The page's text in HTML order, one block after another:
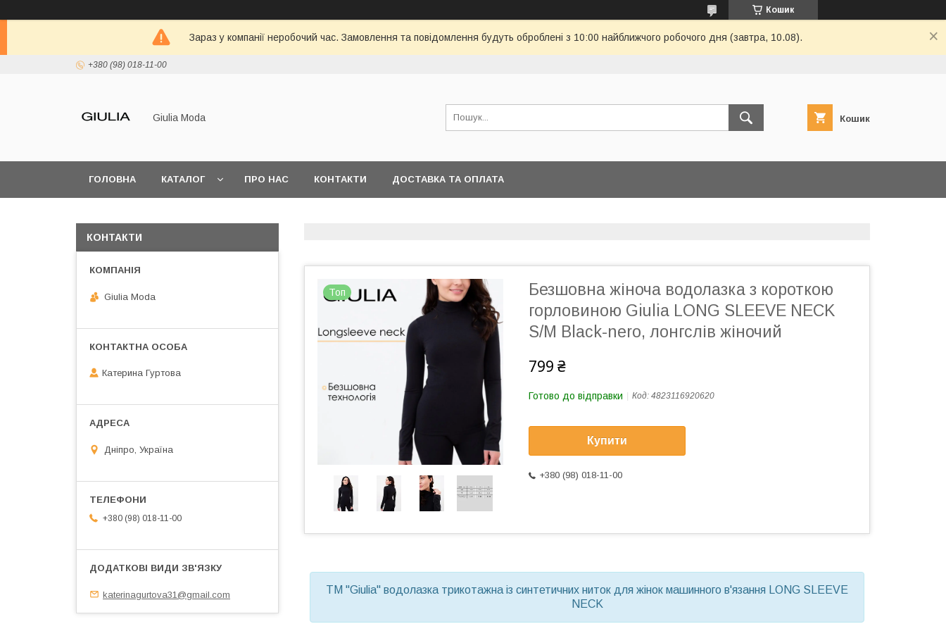
Кошик
Зараз у компанії неробочий час. Замовлення та повідомлення будуть оброблені з 10:00 найближчого робочого дня (завтра, 10.08).
+380 (98) 018-11-00
Giulia Moda Кошик
ГОЛОВНА КАТАЛОГ ПРО НАС КОНТАКТИ ДОСТАВКА ТА ОПЛАТА
Топ
Безшовна жіноча водолазка з короткою
горловиною Giulia LONG SLEEVE NECK
S/M Black-nero, лонгслів жіночий
799 ₴
Готово до відправки Код: 4823116920620
Купити
+380 (98) 018-11-00
TM "Giulia" водолазка трикотажна із синтетичних ниток для жінок машинного в'язання LONG SLEEVE
NECK
КОНТАКТИ
Giulia Moda
Катерина Гуртова
Дніпро, Україна
+380 (98) 018-11-00
katerinagurtova31@gmail.com